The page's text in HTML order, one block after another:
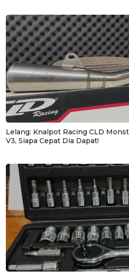
Lelang: Knalpot Racing CLD
V3, Siapa Cepat Dia Dapat!